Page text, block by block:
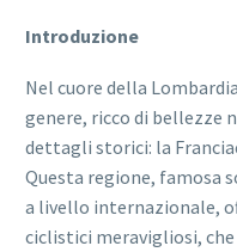
Introduzione
Nel cuore della
genere, ricco di bellezze
dettagli storici: la
Questa regione, famosa
a livello internazionale,
ciclistici meravigliosi,